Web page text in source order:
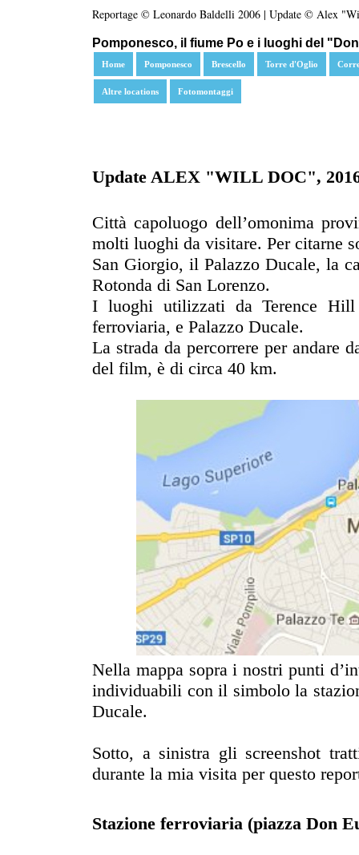
Reportage © Leonardo Baldelli 2006 | Update © Alex
Pomponesco, il fiume Po e i luoghi del
Home Pomponesco Brescello Torre d'Oglio
Altre locations Fotomontaggi
Update ALEX "WILL DOC",
Città capoluogo dell’omonima
molti luoghi da visitare. Per citarne
San Giorgio, il Palazzo Ducale, la
Rotonda di San Lorenzo.
I luoghi utilizzati da Terence
ferroviaria, e Palazzo Ducale.
La strada da percorrere per andare
del film, è di circa 40 km.
Nella mappa sopra i nostri punti
individuabili con il simbolo la
Ducale.
Sotto, a sinistra gli screenshot
durante la mia visita per questo
Stazione ferroviaria (piazza Don